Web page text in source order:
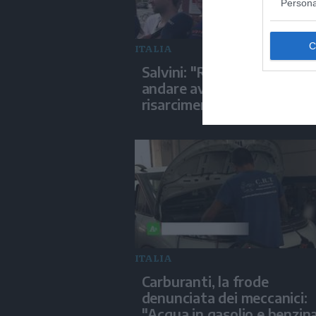
ITALIA
Salvini: "Roggero chiede di
andare avanti su norma
risarcimenti"
ITALIA
Carburanti, la frode
denunciata dei meccanici: